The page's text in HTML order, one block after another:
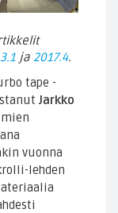
ja 2017.4.
tape -
Jarkko
vuonna
lehden